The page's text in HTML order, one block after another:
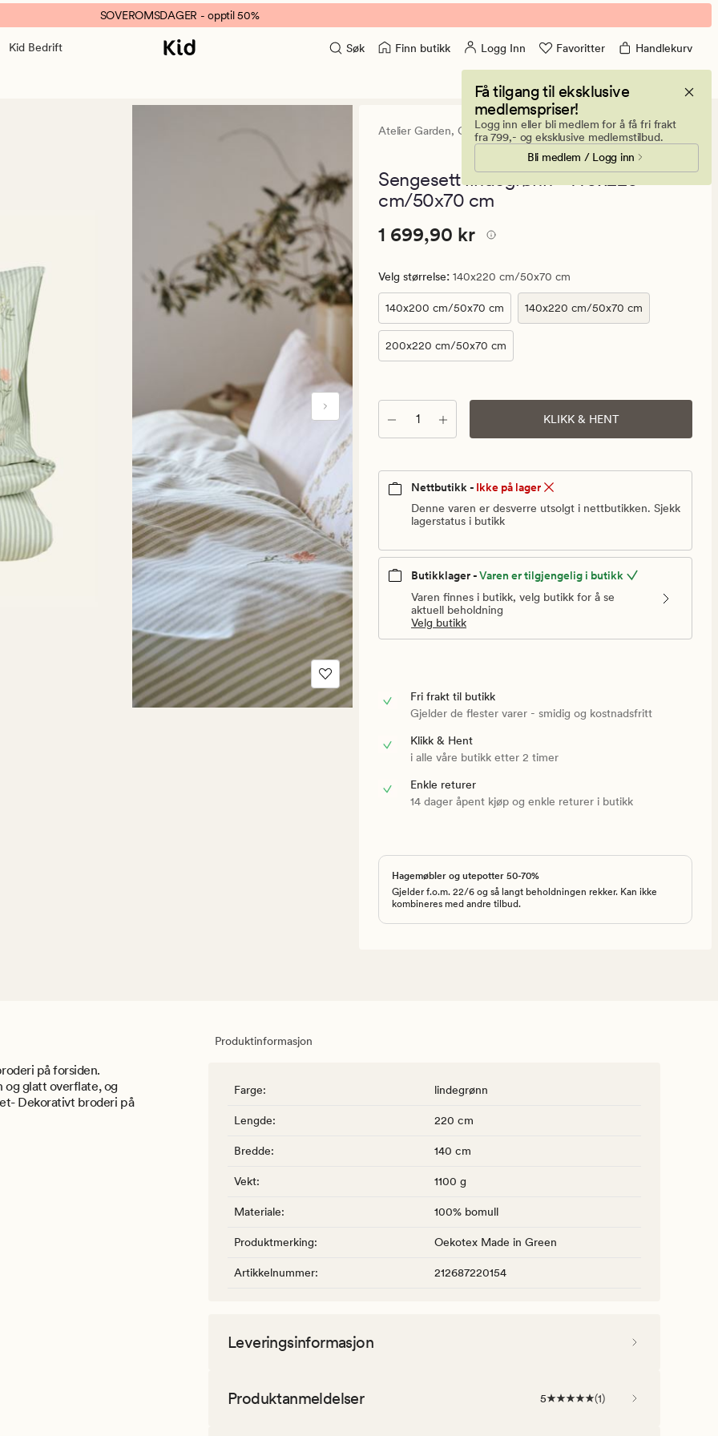
SOVEROMSDAGER - opptil 50%
Kid Bedrift Søk Finn butikk Logg Inn Favoritter Handlekurv
Få tilgang til eksklusive
medlemspriser!
Logg inn eller bli medlem for å få fri frakt
fra 799,- og eksklusive medlemstilbud.
Bli medlem / Logg inn
Atelier Garden, Camilla Pihl
en
5
Sengesett lindegrønn - 140x220
cm/50x70 cm
Pris
Vanlig
pris
699,90
Pris 1 699,90 kr
1 699,90 kr
Velg størrelse: 140x220 cm/50x70 cm
140x200 cm/50x70 cm 140x220 cm/50x70 cm
200x220 cm/50x70 cm
Antall KLIKK & HENT
Nettbutikk - Ikke på lager
Denne varen er desverre utsolgt i nettbutikken. Sjekk
lagerstatus i butikk
Butikklager -Varen er tilgjengelig i butikk
Varen finnes i butikk, velg butikk for å se
aktuell beholdning
Velg butikk
Fri frakt til butikk
Gjelder de flester varer - smidig og kostnadsfritt
Klikk & Hent
i alle våre butikk etter 2 timer
Enkle returer
14 dager åpent kjøp og enkle returer i butikk
Hagemøbler og utepotter 50-70%
Gjelder f.o.m. 22/6 og så langt beholdningen rekker. Kan ikke
kombineres med andre tilbud.
på forsiden.
og glatt overflate, og
Dekorativt broderi på
Produktinformasjon
Farge: lindegrønn
Lengde: 220 cm
Bredde: 140 cm
Vekt: 1100 g
Materiale: 100% bomull
Produktmerking: Oekotex Made in Green
Artikkelnummer: 212687220154
Leveringsinformasjon
Produktanmeldelser 5 (1)